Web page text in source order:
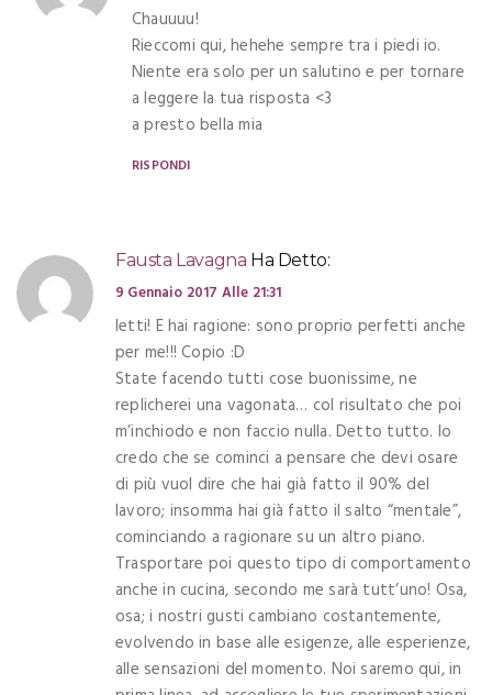
Chauuuu!
Rieccomi qui, hehehe sempre tra i piedi io.
Niente era solo per un salutino e per tornare
a leggere la tua risposta <3
a presto bella mia
RISPONDI
Fausta Lavagna Ha Detto:
9 Gennaio 2017 Alle 21:31
letti! E hai ragione: sono proprio perfetti anche
per me!!! Copio :D
State facendo tutti cose buonissime, ne
replicherei una vagonata… col risultato che poi
m’inchiodo e non faccio nulla. Detto tutto. Io
credo che se cominci a pensare che devi osare
di più vuol dire che hai già fatto il 90% del
lavoro; insomma hai già fatto il salto “mentale”,
cominciando a ragionare su un altro piano.
Trasportare poi questo tipo di comportamento
anche in cucina, secondo me sarà tutt’uno! Osa,
osa; i nostri gusti cambiano costantemente,
evolvendo in base alle esigenze, alle esperienze,
alle sensazioni del momento. Noi saremo qui, in